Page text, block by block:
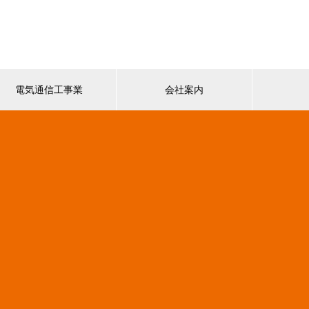
電気通信工事業 会社案内